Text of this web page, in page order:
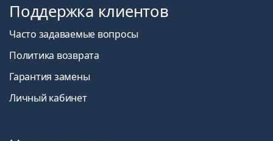
Поддержка клиентов
Часто задаваемые вопросы
Политика возврата
Гарантия замены
Личный кабинет